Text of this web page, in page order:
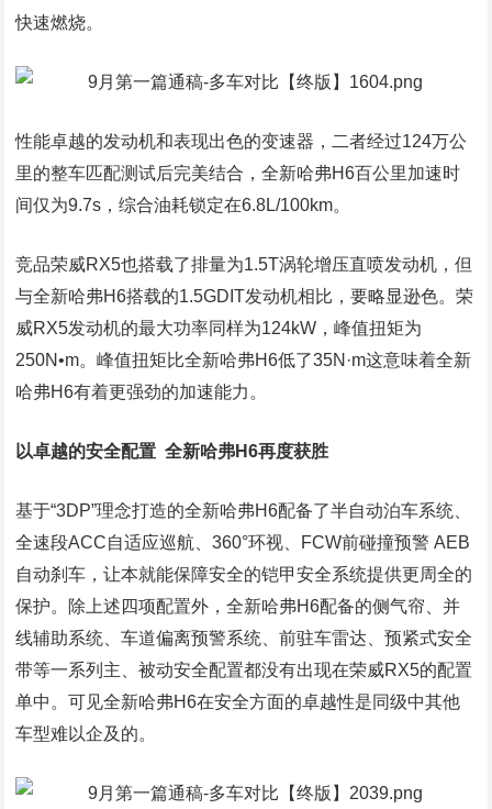
快速燃烧。
性能卓越的发动机和表现出色的变速器，二者经过124万公
里的整车匹配测试后完美结合，全新哈弗H6百公里加速时
间仅为9.7s，综合油耗锁定在6.8L/100km。
竞品荣威RX5也搭载了排量为1.5T涡轮增压直喷发动机，但
与全新哈弗H6搭载的1.5GDIT发动机相比，要略显逊色。荣
威RX5发动机的最大功率同样为124kW，峰值扭矩为
250N•m。峰值扭矩比全新哈弗H6低了35N·m这意味着全新
哈弗H6有着更强劲的加速能力。
以卓越的安全配置 全新哈弗H6再度获胜
基于“3DP”理念打造的全新哈弗H6配备了半自动泊车系统、
全速段ACC自适应巡航、360°环视、FCW前碰撞预警 AEB
自动刹车，让本就能保障安全的铠甲安全系统提供更周全的
保护。除上述四项配置外，全新哈弗H6配备的侧气帘、并
线辅助系统、车道偏离预警系统、前驻车雷达、预紧式安全
带等一系列主、被动安全配置都没有出现在荣威RX5的配置
单中。可见全新哈弗H6在安全方面的卓越性是同级中其他
车型难以企及的。